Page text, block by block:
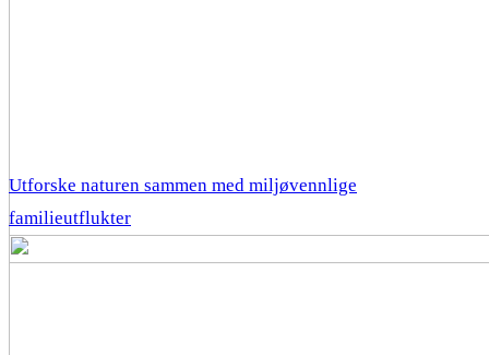
Utforske naturen sammen med miljøvennlige
familieutflukter